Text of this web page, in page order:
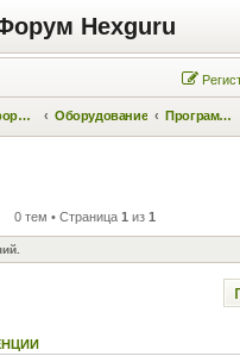
Hexguru
Список форумов Оборудование Программаторы
0 тем • Страница 1 из 1